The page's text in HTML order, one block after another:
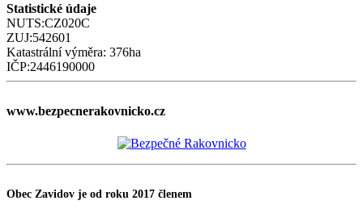
Statistické údaje
NUTS:CZ020C
ZUJ:542601
Katastrální výměra: 376ha
IČP:2446190000
www.bezpecnerakovnicko.cz
Obec Zavidov je od roku 2017 členem